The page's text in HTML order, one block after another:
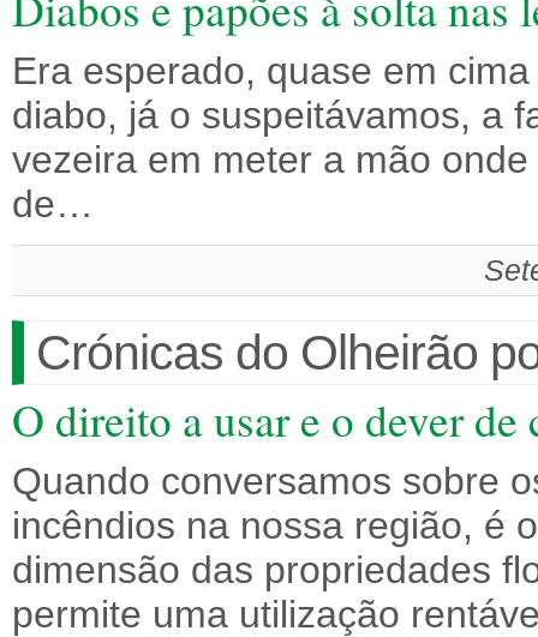
Era esperado, quase em
diabo, já o suspeitávamos, a
vezeira em meter a mão
de…
Crónicas do Olheirão
O direito a usar e o dever de
Quando conversamos sobre
incêndios na nossa região, é
dimensão das propriedades
permite uma utilização